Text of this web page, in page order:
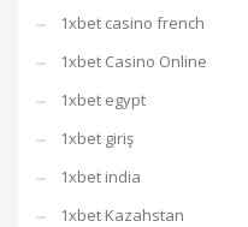
1xbet casino french
1xbet Casino Online
1xbet egypt
1xbet giriş
1xbet india
1xbet Kazahstan